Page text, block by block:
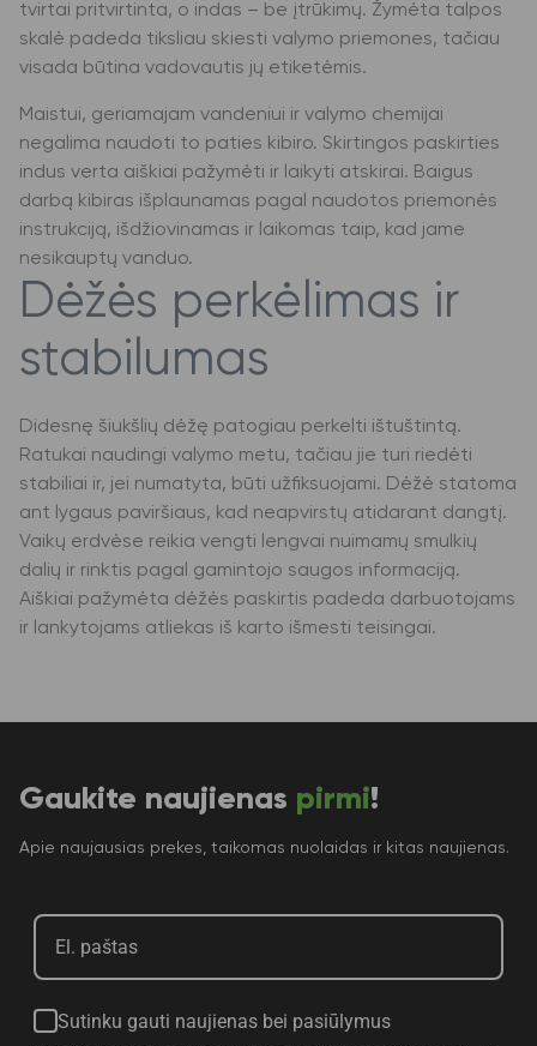
tvirtai pritvirtinta, o indas – be įtrūkimų. Žymėta talpos
skalė padeda tiksliau skiesti valymo priemones, tačiau
visada būtina vadovautis jų etiketėmis.
Maistui, geriamajam vandeniui ir valymo chemijai
negalima naudoti to paties kibiro. Skirtingos paskirties
indus verta aiškiai pažymėti ir laikyti atskirai. Baigus
darbą kibiras išplaunamas pagal naudotos priemonės
instrukciją, išdžiovinamas ir laikomas taip, kad jame
nesikauptų vanduo.
Dėžės perkėlimas ir
stabilumas
Didesnę šiukšlių dėžę patogiau perkelti ištuštintą.
Ratukai naudingi valymo metu, tačiau jie turi riedėti
stabiliai ir, jei numatyta, būti užfiksuojami. Dėžė statoma
ant lygaus paviršiaus, kad neapvirstų atidarant dangtį.
Vaikų erdvėse reikia vengti lengvai nuimamų smulkių
dalių ir rinktis pagal gamintojo saugos informaciją.
Aiškiai pažymėta dėžės paskirtis padeda darbuotojams
ir lankytojams atliekas iš karto išmesti teisingai.
Gaukite naujienas pirmi!
Apie naujausias prekes, taikomas nuolaidas ir kitas naujienas.
Sutinku gauti naujienas bei pasiūlymus